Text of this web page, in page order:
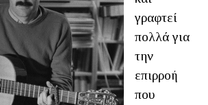
γραφτεί
πολλά για
την
επιρροή
που